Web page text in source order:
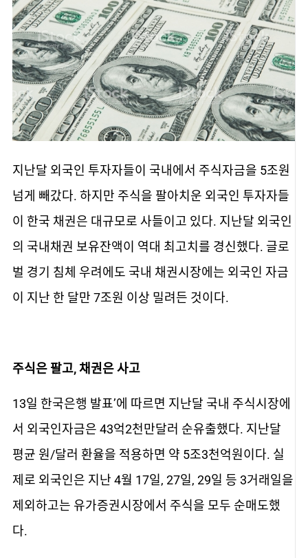
지난달 외국인 투자자들이 국내에서 주식자금을 5조원
넘게 빼갔다. 하지만 주식을 팔아치운 외국인 투자자들
이 한국 채권은 대규모로 사들이고 있다. 지난달 외국인
의 국내채권 보유잔액이 역대 최고치를 경신했다. 글로
벌 경기 침체 우려에도 국내 채권시장에는 외국인 자금
이 지난 한 달만 7조원 이상 밀려든 것이다.
주식은 팔고, 채권은 사고
13일 한국은행 발표’에 따르면 지난달 국내 주식시장에
서 외국인자금은 43억2천만달러 순유출했다. 지난달
평균 원/달러 환율을 적용하면 약 5조3천억원이다. 실
제로 외국인은 지난 4월 17일, 27일, 29일 등 3거래일을
제외하고는 유가증권시장에서 주식을 모두 순매도했
다.